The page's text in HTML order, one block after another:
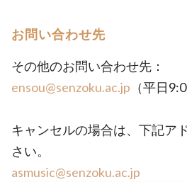
お問い合わせ先
その他のお問い合わせ先：
ensou@senzoku.ac.jp （平日
キャンセルの場合は、下記ア
さい。
asmusic@senzoku.ac.jp